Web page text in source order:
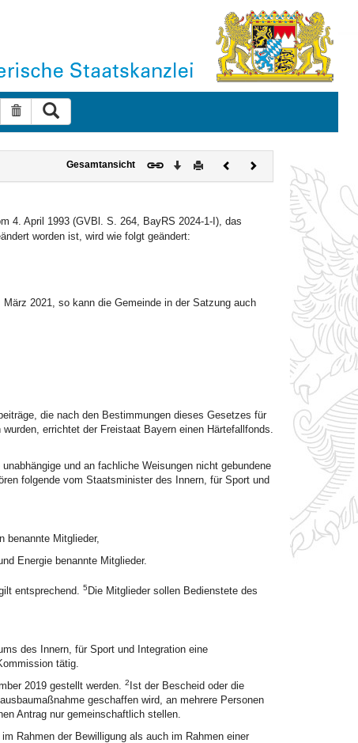
Suche zurücksetzen
Gesamtansicht Download
DruckenVorherigesNächstes
Dokument
4. April 1993 (GVBl. S. 264, BayRS 2024-1-I), das
worden ist, wird wie folgt geändert:
2021, so kann die Gemeinde in der Satzung auch
die nach den Bestimmungen dieses Gesetzes für
errichtet der Freistaat Bayern einen Härtefallfonds.
und an fachliche Weisungen nicht gebundene
folgende vom Staatsminister des Innern, für Sport und
benannte Mitglieder,
Energie benannte Mitglieder.
entsprechend. 5 Die Mitglieder sollen Bedienstete des
des Innern, für Sport und Integration eine
tätig.
2019 gestellt werden. 2 Ist der Bescheid oder die
geschaffen wird, an mehrere Personen
Antrag nur gemeinschaftlich stellen.
Rahmen der Bewilligung als auch im Rahmen einer